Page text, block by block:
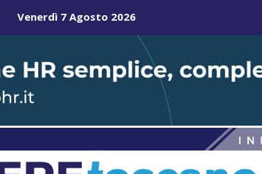
Venerdì 7 Agosto 2026